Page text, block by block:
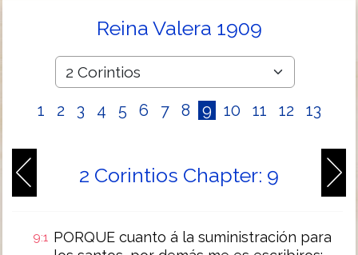
Reina Valera 1909
1 2 3 4 5 6 7 8 9 10 11 12 13
2 Corintios Chapter: 9
9:1 PORQUE cuanto á la suministración para